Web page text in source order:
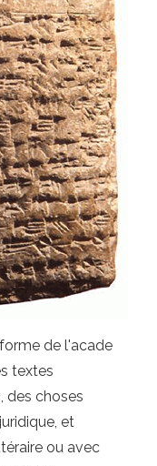
de l'acade
textes
des choses
et
ou avec